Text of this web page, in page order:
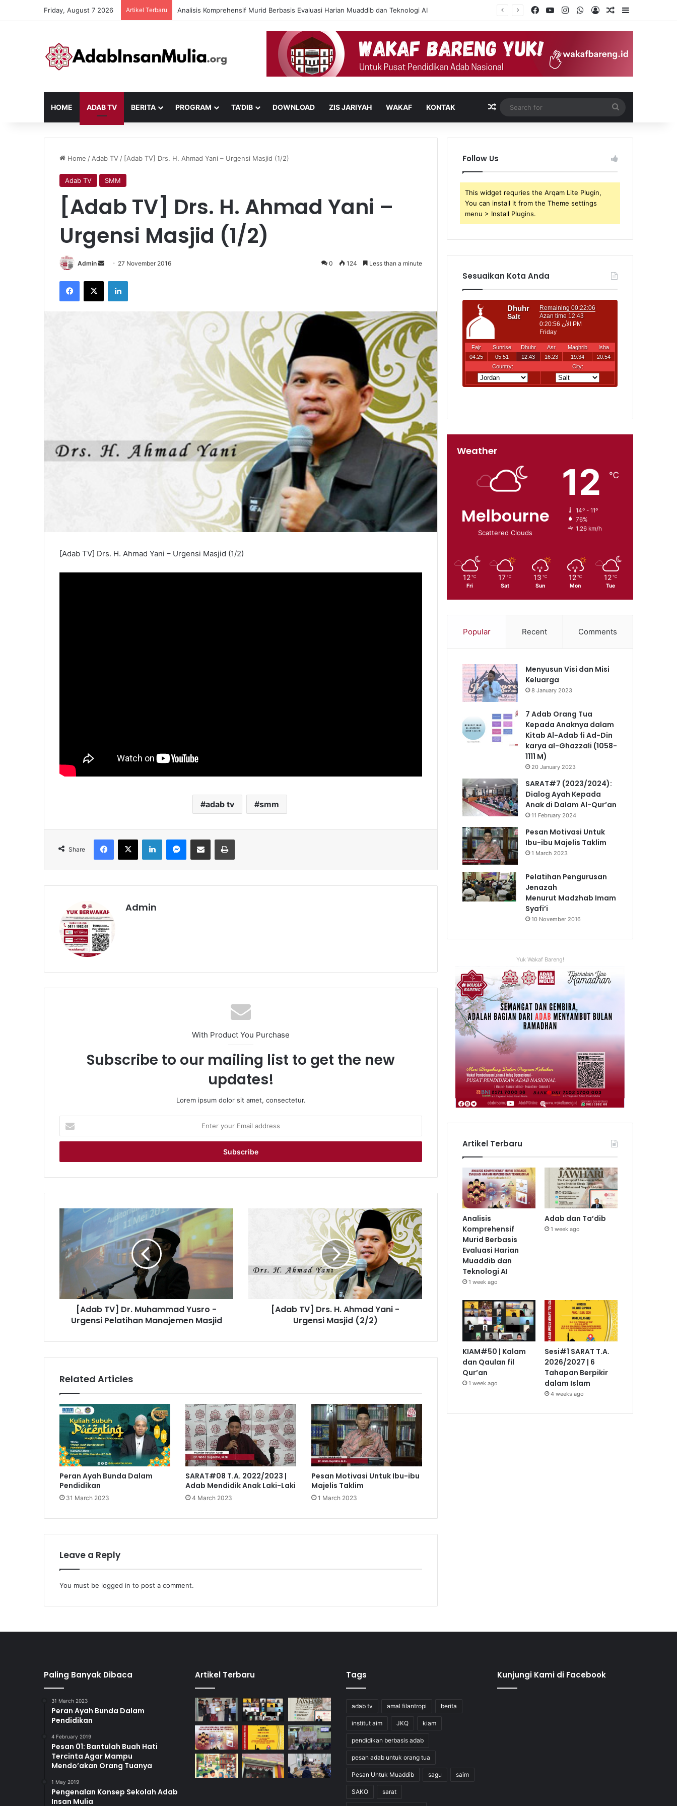
Friday, August 7 2026 Artikel Terbaru Analisis Komprehensif Murid Berbasis Evaluasi Harian Muaddib dan Teknologi AI Facebook
YouTubeInstagramWhatsApp
Log InRandom Article
Sidebar
HOME ADAB TV BERITA PROGRAM TA’DIB DOWNLOAD ZIS JARIYAH WAKAF KONTAK Random Article
for
Home / Adab TV / [Adab TV] Drs. H. Ahmad Yani – Urgensi Masjid (1/2)
Adab TV SMM
[Adab TV] Drs. H. Ahmad Yani –
Urgensi Masjid (1/2)
Admin
Send
email
27 November 2016 0 124 Less than a minute
Facebook
X LinkedIn
[Adab TV] Drs. H. Ahmad Yani – Urgensi Masjid (1/2)
adab tv smm
Share
Facebook
X LinkedInMessenger
Share via Email Print
Admin
With Product You Purchase
Subscribe to our mailing list to get the new
updates!
Lorem ipsum dolor sit amet, consectetur.
your
Email
[Adab
TV]
Dr.
Muhammad
Yusro
Pelatihan
Manajemen
Masjid[Adab TV] Dr. Muhammad Yusro -
Urgensi Pelatihan Manajemen Masjid
Yani
-
[Adab TV] Drs. H. Ahmad Yani -
Urgensi Masjid (2/2)
Related Articles
Peran Ayah Bunda Dalam
Pendidikan
31 March 2023
SARAT#08 T.A. 2022/2023 |
Adab Mendidik Anak Laki-Laki
4 March 2023
Pesan Motivasi Untuk Ibu-ibu
Majelis Taklim
1 March 2023
Leave a Reply
You must be logged in to post a comment.
Follow Us
This widget requries the Arqam Lite Plugin,
You can install it from the Theme settings
menu > Install Plugins.
Sesuaikan Kota Anda
Weather
Melbourne
Scattered Clouds
12 ℃
14º - 11º
76%
1.26 km/h
12 ℃
Fri
17 ℃
Sat
13 ℃
Sun
12 ℃
Mon
12 ℃
Tue
Popular Recent Comments
Menyusun Visi dan Misi
Keluarga
8 January 2023
7 Adab Orang Tua
Kepada Anaknya dalam
Kitab Al-Adab fi Ad-Din
karya al-Ghazzali (1058-
1111 M)
20 January 2023
SARAT#7 (2023/2024):
Dialog Ayah Kepada
Anak di Dalam Al-Qur’an
11 February 2024
Pesan Motivasi Untuk
Ibu-ibu Majelis Taklim
1 March 2023
Pelatihan Pengurusan
Jenazah
Menurut Madzhab Imam
Syafi’i
10 November 2016
Yuk Wakaf Bareng!
Artikel Terbaru
Analisis
Komprehensif
Murid Berbasis
Evaluasi Harian
Muaddib dan
Teknologi AI
1 week ago
Adab dan Ta’dib
1 week ago
KIAM#50 | Kalam
dan Qaulan fil
Qur’an
1 week ago
Sesi#1 SARAT T.A.
2026/2027 | 6
Tahapan Berpikir
dalam Islam
4 weeks ago
Paling Banyak Dibaca
31 March 2023
Peran Ayah Bunda Dalam
Pendidikan
4 February 2019
Pesan 01: Bantulah Buah Hati
Tercinta Agar Mampu
Mendo’akan Orang Tuanya
1 May 2019
Pengenalan Konsep Sekolah Adab
Insan Mulia
Artikel Terbaru Tags
adab tv amal filantropi berita
institut aim JKQ kiam
pendidikan berbasis adab
pesan adab untuk orang tua
Pesan Untuk Muaddib sagu saim
SAKO sarat
Kunjungi Kami di Facebook